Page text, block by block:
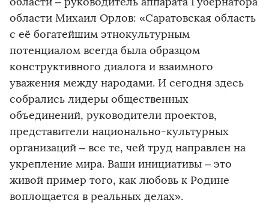
области Михаил Орлов: «Саратовская область
с её богатейшим этнокультурным
потенциалом всегда была образцом
конструктивного диалога и взаимного
уважения между народами. И сегодня здесь
собрались лидеры общественных
объединений, руководители проектов,
представители национально-культурных
организаций – все те, чей труд направлен на
укрепление мира. Ваши инициативы – это
живой пример того, как любовь к Родине
воплощается в реальных делах».